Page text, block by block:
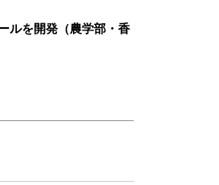
ルを開発（農学部・香